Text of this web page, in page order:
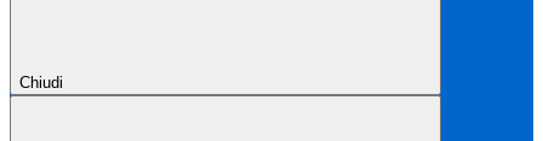
Chiudi